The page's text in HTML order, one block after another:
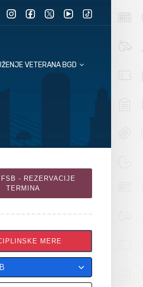
VETERANA BGD
- REZERVACIJE
TERMINA
MERE